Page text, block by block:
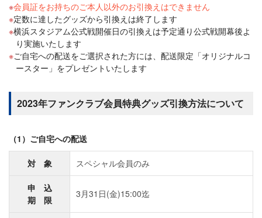
会員証をお持ちのご本人以外のお引換えはできません
定数に達したグッズから引換えは終了します
横浜スタジアム公式戦開催日の引換えは予定通り公式戦開幕後よ
り実施いたします
ご自宅への配送をご選択された方には、配送限定「オリジナルコ
ースター」をプレゼントいたします
2023年ファンクラブ会員特典グッズ引換方法について
（1）ご自宅への配送
対 象 スペシャル会員のみ
申 込
期 限
3月31日(金)15:00迄